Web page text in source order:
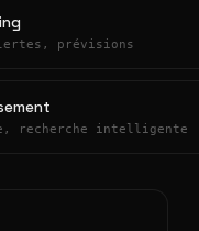
prévisions
recherche intelligente